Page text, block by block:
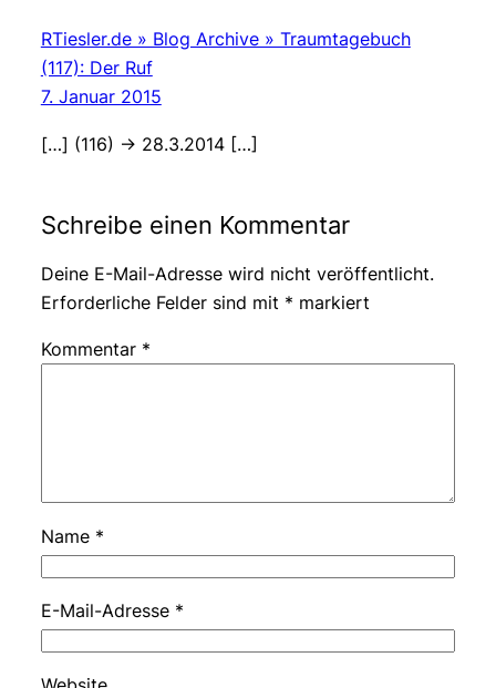
RTiesler.de » Blog Archive » Traumtagebuch
(117): Der Ruf
7. Januar 2015
[…] (116) -> 28.3.2014 […]
Schreibe einen Kommentar
Deine E-Mail-Adresse wird nicht veröffentlicht.
Erforderliche Felder sind mit * markiert
Kommentar *
Name *
E-Mail-Adresse *